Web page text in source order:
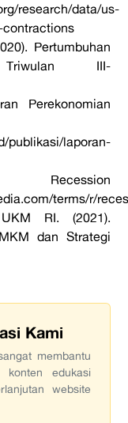
research/data/us-
contractions
Pertumbuhan
III-
Perekonomian
laporan-
Recession
terms/r/
RI. (2021).
dan Strategi
Kami
membantu
edukasi
website